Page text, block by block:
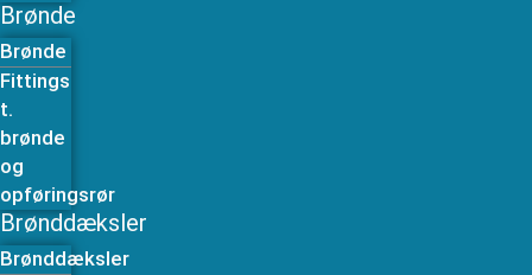
Brønde
Brønde
Fittings
t.
brønde
og
opføringsrør
Brønddæksler
Brønddæksler